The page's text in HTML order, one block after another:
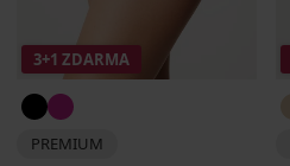
3+1 ZDARMA
PREMIUM